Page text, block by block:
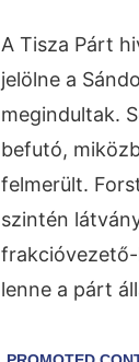
A Tisza Párt
jelölne a
megindultak.
befutó,
felmerült.
szintén
lenne a párt